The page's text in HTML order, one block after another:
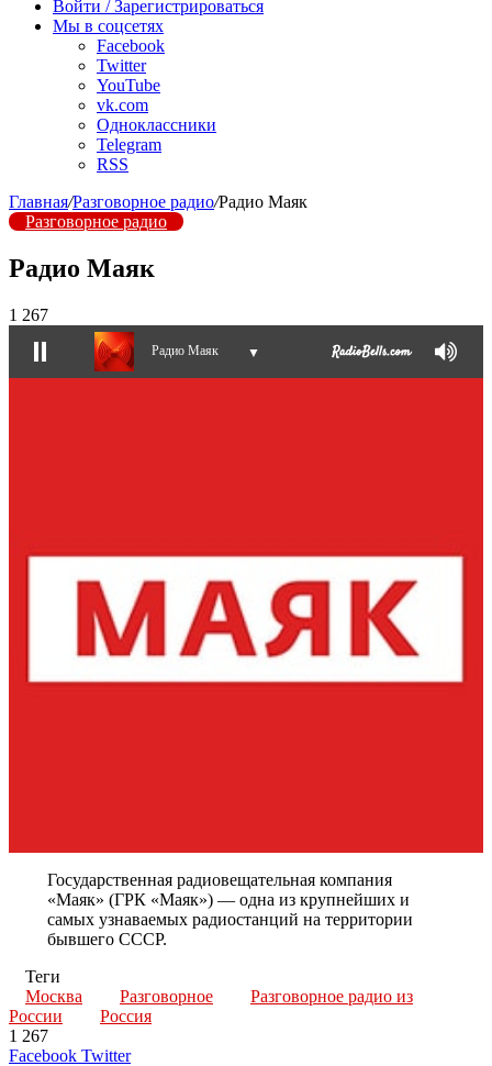
радио
Войти / Зарегистрироваться
Мы в соцсетях
Facebook
Twitter
YouTube
vk.com
Одноклассники
Telegram
RSS
Главная/Разговорное радио/Радио Маяк
Разговорное радио
Радио Маяк
1 267
Радио Маяк ▼
Государственная радиовещательная компания
«Маяк» (ГРК «Маяк») — одна из крупнейших и
самых узнаваемых радиостанций на территории
бывшего СССР.
Теги
Москва
Разговорное
Разговорное радио из
России
Россия
1 267
Facebook TwitterLinkedIn
Tumblr
Reddit
Вконтакте
Одноклассники
Skype
Messenger
Messenger
WhatsApp
Telegram
Viber
Line
Поделиться
Печатать